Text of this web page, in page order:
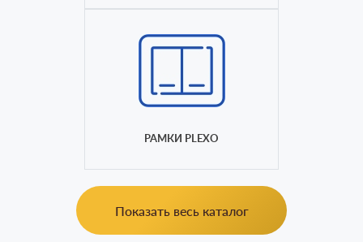
РАМКИ PLEXO
Показать весь каталог